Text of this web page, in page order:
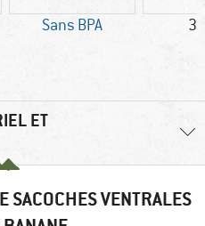
Sans BPA
ET
SACOCHES VENTRALES